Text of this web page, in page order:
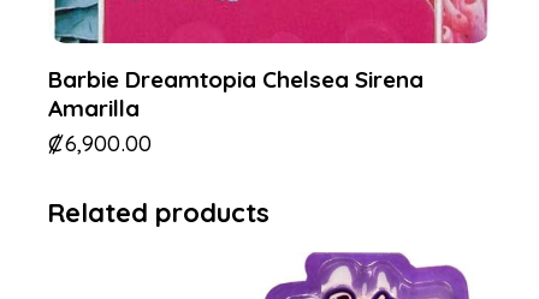
Barbie Dreamtopia Chelsea Sirena
Amarilla
₡6,900.00
Related products